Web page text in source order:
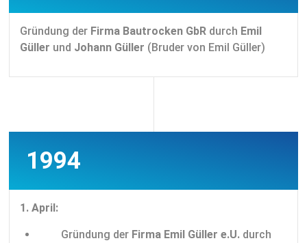
Gründung der Firma Bautrocken GbR durch Emil
Güller und Johann Güller (Bruder von Emil Güller)
1994
1. April:
Gründung der Firma Emil Güller e.U. durch